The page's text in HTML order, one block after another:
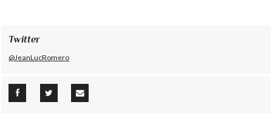
Twitter
@JeanLucRomero